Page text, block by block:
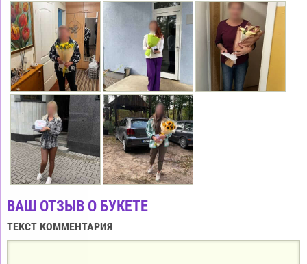
ВАШ ОТЗЫВ О БУКЕТЕ
ТЕКСТ КОММЕНТАРИЯ